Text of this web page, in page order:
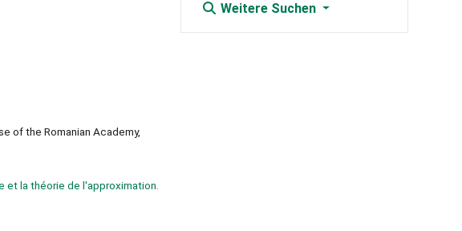
of the Romanian Academy,
et la théorie de l'approximation.
Weitere Suchen